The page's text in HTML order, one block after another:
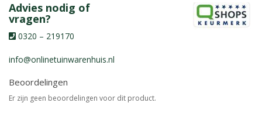
Advies nodig of
vragen?
0320 – 219170
info@onlinetuinwarenhuis.nl
Beoordelingen
Er zijn geen beoordelingen voor dit product.